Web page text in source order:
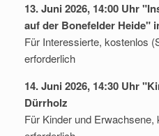
13. Juni 2026, 14:00 Uhr
auf der Bonefelder Heide"
Für Interessierte, kostenlos
erforderlich
14. Juni 2026, 14:30 Uhr
Dürrholz
Für Kinder und